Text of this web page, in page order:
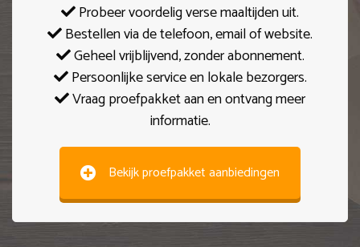
Probeer voordelig verse maaltijden uit.
Bestellen via de telefoon, email of website.
Geheel vrijblijvend, zonder abonnement.
Persoonlijke service en lokale bezorgers.
Vraag proefpakket aan en ontvang meer
informatie.
Bekijk proefpakket aanbiedingen